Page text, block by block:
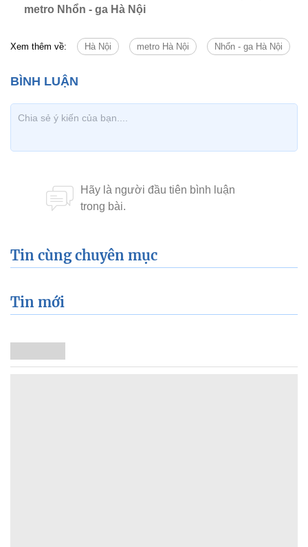
metro Nhổn - ga Hà Nội
Xem thêm về: Hà Nội metro Hà Nội Nhổn - ga Hà Nội
Tin cùng chuyên mục
Tin mới